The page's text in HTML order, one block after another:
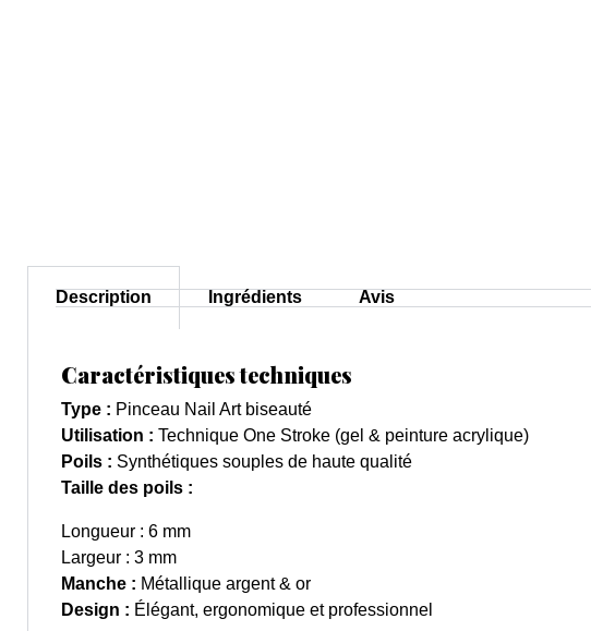
Description Ingrédients Avis
Caractéristiques techniques
Type : Pinceau Nail Art biseauté
Utilisation : Technique One Stroke (gel & peinture acrylique)
Poils : Synthétiques souples de haute qualité
Taille des poils :
Longueur : 6 mm
Largeur : 3 mm
Manche : Métallique argent & or
Design : Élégant, ergonomique et professionnel